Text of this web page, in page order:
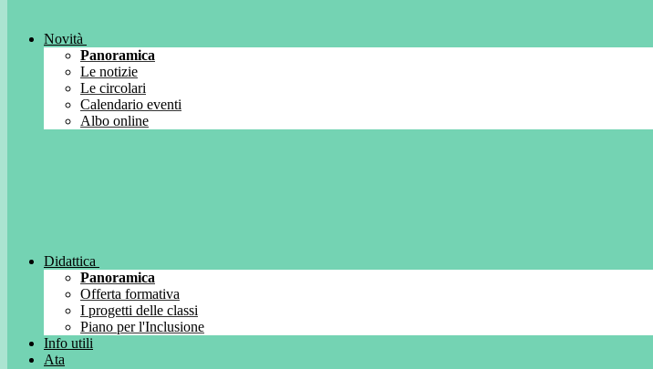
Novità
Panoramica
Le notizie
Le circolari
Calendario eventi
Albo online
Didattica
Panoramica
Offerta formativa
I progetti delle classi
Piano per l'Inclusione
Info utili
Ata